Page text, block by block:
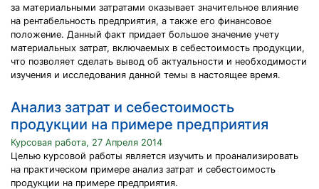
за материальными затратами оказывает значительное влияние
на рентабельность предприятия, а также его финансовое
положение. Данный факт придает большое значение учету
материальных затрат, включаемых в себестоимость продукции,
что позволяет сделать вывод об актуальности и необходимости
изучения и исследования данной темы в настоящее время.
Анализ затрат и себестоимость
продукции на примере предприятия
Курсовая работа, 27 Апреля 2014
Целью курсовой работы является изучить и проанализировать
на практическом примере анализ затрат и себестоимость
продукции на примере предприятия.